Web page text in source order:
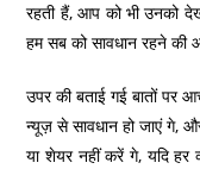
रहती हैं, आप को भी उनको
हम सब को सावधान रहने की
उपर की बताई गई बातों
न्यूज़ से सावधान हो जाएं गे,
या शेयर नहीं करें गे, यदि हर